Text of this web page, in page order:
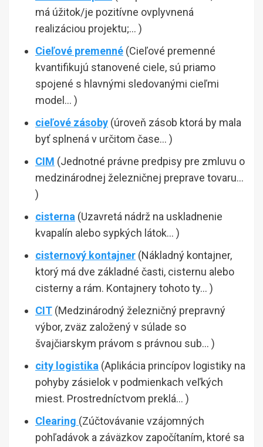
má úžitok/je pozitívne ovplyvnená
realizáciou projektu;… )
Cieľové premenné (Cieľové premenné
kvantifikujú stanovené ciele, sú priamo
spojené s hlavnými sledovanými cieľmi
model… )
cieľové zásoby (úroveň zásob ktorá by mala
byť splnená v určitom čase… )
CIM (Jednotné právne predpisy pre zmluvu o
medzinárodnej železničnej preprave tovaru…
)
cisterna (Uzavretá nádrž na uskladnenie
kvapalín alebo sypkých látok… )
cisternový kontajner (Nákladný kontajner,
ktorý má dve základné časti, cisternu alebo
cisterny a rám. Kontajnery tohoto ty… )
CIT (Medzinárodný železničný prepravný
výbor, zväz založený v súlade so
švajčiarskym právom s právnou sub… )
city logistika (Aplikácia princípov logistiky na
pohyby zásielok v podmienkach veľkých
miest. Prostredníctvom preklá… )
Clearing (Zúčtovávanie vzájomných
pohľadávok a záväzkov započítaním, ktoré sa